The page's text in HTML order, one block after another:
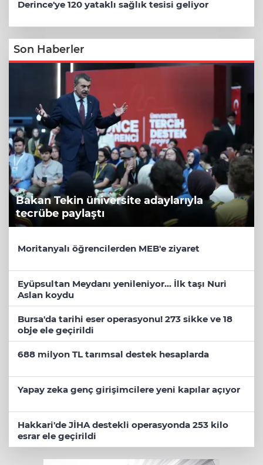
Derince'ye 120 yataklı sağlık tesisi geliyor
Son Haberler
Bakan Tekin üniversite adaylarıyla
tecrübe paylaştı
Moritanyalı öğrencilerden MEB'e ziyaret
Eyüpsultan Meydanı yenileniyor... İlk taşı Nuri
Aslan koydu
Bursa'da tarihi eser operasyonu! 273 sikke ve 18
obje ele geçirildi
688 milyon TL tarımsal destek hesaplarda
Yapay zeka genç girişimcilere yeni kapılar açıyor
Hakkari'de JİHA destekli operasyonda 253 kilo
esrar ele geçirildi